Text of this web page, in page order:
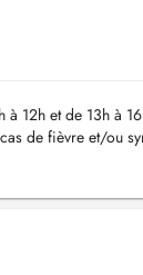
12h et de 13h à
de fièvre et/ou